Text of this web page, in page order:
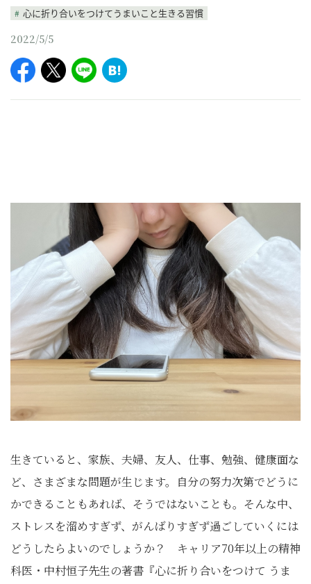
心に折り合いをつけてうまいこと生きる習慣
2022/5/5
生きていると、家族、夫婦、友人、仕事、勉強、健康面な
ど、さまざまな問題が生じます。自分の努力次第でどうに
かできることもあれば、そうではないことも。そんな中、
ストレスを溜めすぎず、がんばりすぎず過ごしていくには
どうしたらよいのでしょうか？ キャリア70年以上の精神
科医・中村恒子先生の著書『心に折り合いをつけて うま